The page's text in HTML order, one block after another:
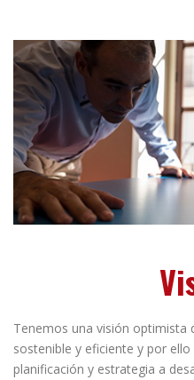
Tenemos una visión optimista
sostenible y eficiente y por
planificación y estrategia a